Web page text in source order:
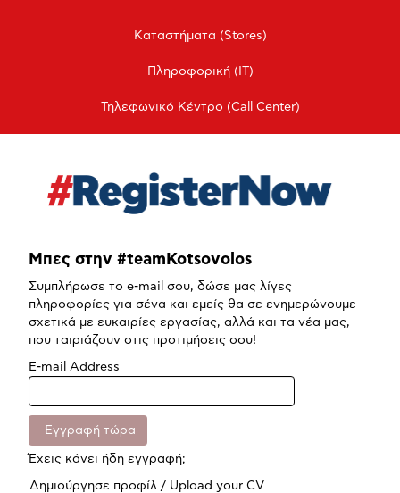
Καταστήματα (Stores)
Πληροφορική (IT)
Τηλεφωνικό Κέντρο (Call Center)
Μπες στην #teamKotsovolos
Συμπλήρωσε το e-mail σου, δώσε μας λίγες
πληροφορίες για σένα και εμείς θα σε ενημερώνουμε
σχετικά με ευκαιρίες εργασίας, αλλά και τα νέα μας,
που ταιριάζουν στις προτιμήσεις σου!
E-mail Address
Έχεις κάνει ήδη εγγραφή;
Δημιούργησε προφίλ / Upload your CV